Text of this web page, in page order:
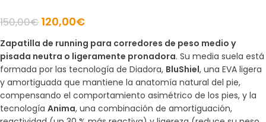
150,00€ 120,00€
Zapatilla de running para corredores de peso medio y
pisada neutra o ligeramente pronadora. Su media suela está
formada por las tecnología de Diadora, BluShiel, una EVA ligera
y amortiguada que mantiene la anatomía natural del pie,
compensando el comportamiento asimétrico de los pies, y la
tecnología Anima, una combinación de amortiguación,